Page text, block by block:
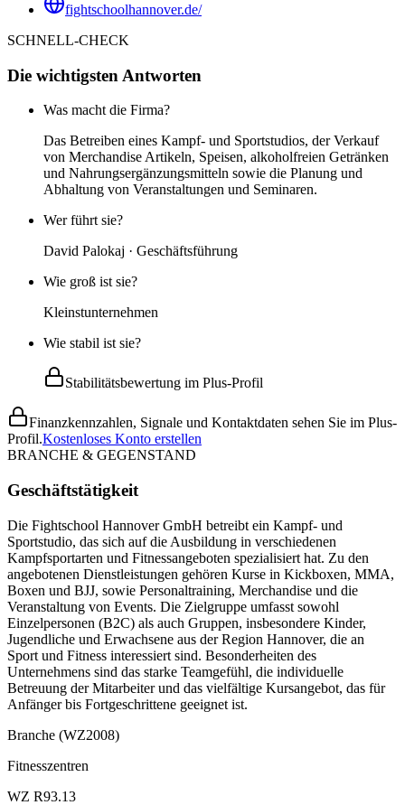
fightschoolhannover.de/
SCHNELL-CHECK
Die wichtigsten Antworten
Was macht die Firma?
Das Betreiben eines Kampf- und Sportstudios, der Verkauf
von Merchandise Artikeln, Speisen, alkoholfreien Getränken
und Nahrungsergänzungsmitteln sowie die Planung und
Abhaltung von Veranstaltungen und Seminaren.
Wer führt sie?
David Palokaj · Geschäftsführung
Wie groß ist sie?
Kleinstunternehmen
Wie stabil ist sie?
Stabilitätsbewertung im Plus-Profil
Finanzkennzahlen, Signale und Kontaktdaten sehen Sie im Plus-
Profil.Kostenloses Konto erstellen
BRANCHE & GEGENSTAND
Geschäftstätigkeit
Die Fightschool Hannover GmbH betreibt ein Kampf- und
Sportstudio, das sich auf die Ausbildung in verschiedenen
Kampfsportarten und Fitnessangeboten spezialisiert hat. Zu den
angebotenen Dienstleistungen gehören Kurse in Kickboxen, MMA,
Boxen und BJJ, sowie Personaltraining, Merchandise und die
Veranstaltung von Events. Die Zielgruppe umfasst sowohl
Einzelpersonen (B2C) als auch Gruppen, insbesondere Kinder,
Jugendliche und Erwachsene aus der Region Hannover, die an
Sport und Fitness interessiert sind. Besonderheiten des
Unternehmens sind das starke Teamgefühl, die individuelle
Betreuung der Mitarbeiter und das vielfältige Kursangebot, das für
Anfänger bis Fortgeschrittene geeignet ist.
Branche (WZ2008)
Fitnesszentren
WZ R93.13